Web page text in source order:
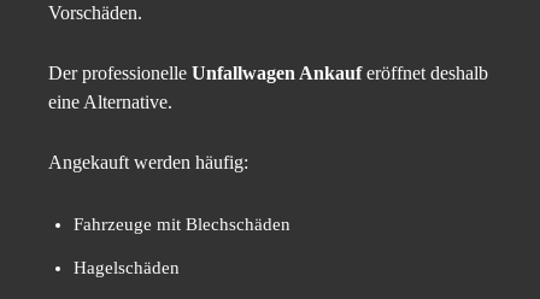
Vorschäden.
Der professionelle Unfallwagen Ankauferöffnet deshalb
eine Alternative.
Angekauft werden häufig:
Fahrzeuge mit Blechschäden
Hagelschäden